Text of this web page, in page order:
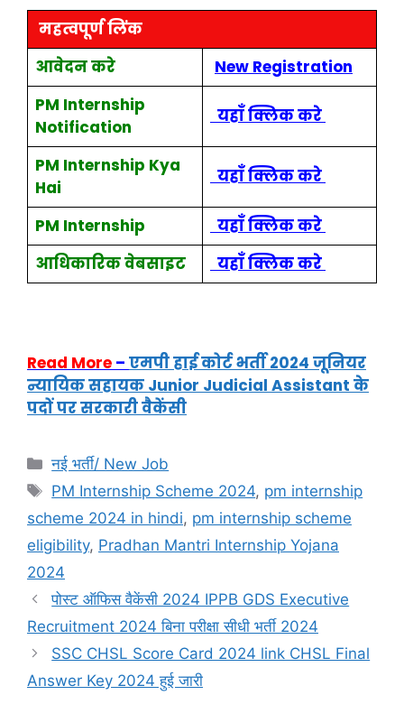
महत्वपूर्ण लिंक
आवेदन करे
New Registration
PM Internship
Notification
यहाँ क्लिक करे
PM Internship Kya
Hai
यहाँ क्लिक करे
PM Internship
यहाँ क्लिक करे
आधिकारिक वेबसाइट
यहाँ क्लिक करे
Read More – एमपी हाई कोर्ट भर्ती 2024 जूनियर
न्यायिक सहायक Junior Judicial Assistant के
पदों पर सरकारी वैकेंसी
नई भर्ती/ New Job
PM Internship Scheme 2024, pm internship
scheme 2024 in hindi, pm internship scheme
eligibility, Pradhan Mantri Internship Yojana
2024
पोस्ट ऑफिस वैकेंसी 2024 IPPB GDS Executive
Recruitment 2024 बिना परीक्षा सीधी भर्ती 2024
SSC CHSL Score Card 2024 link CHSL Final
Answer Key 2024 हुई जारी